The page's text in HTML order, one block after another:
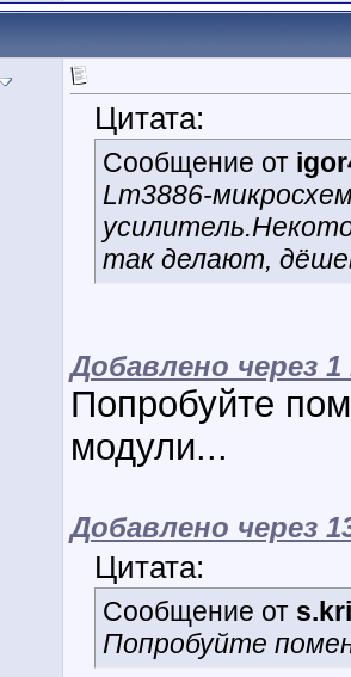
Цитата:
Сообщение от
Lm3886-
так делают,
Добавлено через
Попробуйте
модули...
Добавлено через
Цитата:
Сообщение от
Попробуйте